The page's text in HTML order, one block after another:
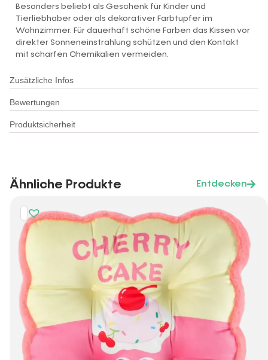
Zusätzliche Infos
Bewertungen
Produktsicherheit
Besonders beliebt als Geschenk für Kinder und
Tierliebhaber oder als dekorativer Farbtupfer im
Wohnzimmer. Für dauerhaft schöne Farben das Kissen vor
direkter Sonneneinstrahlung schützen und den Kontakt
mit scharfen Chemikalien vermeiden.
Ähnliche Produkte Entdecken